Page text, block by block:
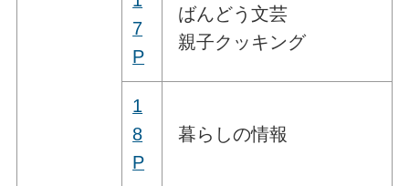
7
P
ばんどう文芸
親子クッキング
1
8
P
暮らしの情報